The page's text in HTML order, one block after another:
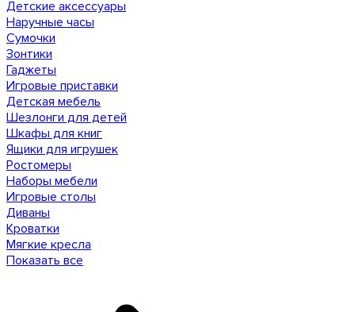
Детские аксессуары
Наручные часы
Сумочки
Зонтики
Гаджеты
Игровые приставки
Детская мебель
Шезлонги для детей
Шкафы для книг
Ящики для игрушек
Ростомеры
Наборы мебели
Игровые столы
Диваны
Кроватки
Мягкие кресла
Показать все